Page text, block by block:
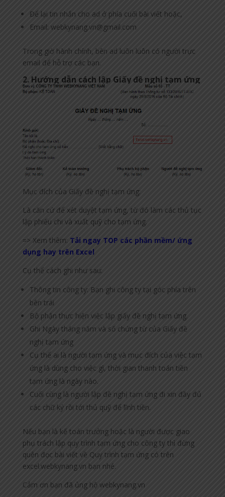
Để lại tin nhắn cho ad ở phía cuối bài viết hoặc,
Email: webkynang.vn@gmail.com
Trong giờ hành chính, bên ad luôn luôn có người trực
email để hỗ trợ các bạn.
2. Hướng dẫn cách lập Giấy đề nghị tạm ứng
Mục đích của Giấy đề nghị tạm ứng:
Là căn cứ để xét duyệt tạm ứng, từ đó làm các thủ tục
lập phiếu chi và xuất quỹ cho tạm ứng.
=> Xem thêm: Tải ngay TOP các phần mềm/ ứng
dụng hay trên Excel
Cụ thể cách ghi như sau:
Thông tin công ty: Bạn ghi công ty tại góc phía trên
bên trái
Bộ phận thực hiện việc lập giấy đề nghị tạm ứng.
Ghi Ngày tháng năm và số chứng từ của Giấy đề
nghị tạm ứng
Cụ thể ai là người tạm ứng và mục đích của việc tạm
ứng là dùng cho việc gì, thời gian thanh toán tiền
tạm ứng là ngày nào.
Cuối cùng là người lập đề nghị tạm ứng đi xin đầy đủ
các chữ ký rồi tới thủ quỹ để lĩnh tiền.
Nếu bạn là kế toán trưởng hoặc là người được giao
phụ trách lập quy trình tạm ứng cho công ty thì đừng
quên đọc bài viết về Quy trình tạm ứng có trên
excel.webkynang.vn bạn nhé.
Cảm ơn bạn đã ủng hộ webkynang.vn